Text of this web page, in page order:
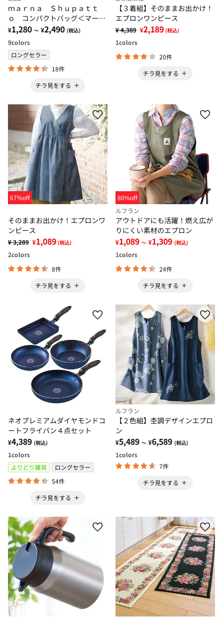
ｍａｒｎａ Ｓｈｕｐａｔｔ
ｏ コンパクトバッグ＜マー
ナ シュパット＞
¥1,280 ～ ¥2,490 (税込)
9colors
ロングセラー
18件
チラ見をする
【３着組】そのままお出かけ！
エプロンワンピース
¥ 4,389 ¥2,189 (税込)
1colors
20件
チラ見をする
67%off
そのままお出かけ！エプロンワ
ンピース
¥ 3,289 ¥1,089 (税込)
2colors
8件
チラ見をする
80%off
ルフラン
アウトドアにも活躍！燃え広が
りにくい素材のエプロン
¥1,089 ～ ¥1,309 (税込)
1colors
24件
チラ見をする
ネオプレミアムダイヤモンドコ
ートフライパン４点セット
¥4,389 (税込)
1colors
よりどり雑貨
ロングセラー
54件
チラ見をする
ルフラン
【２色組】杢調デザインエプロ
ン
¥5,489 ～ ¥6,589 (税込)
1colors
7件
チラ見をする